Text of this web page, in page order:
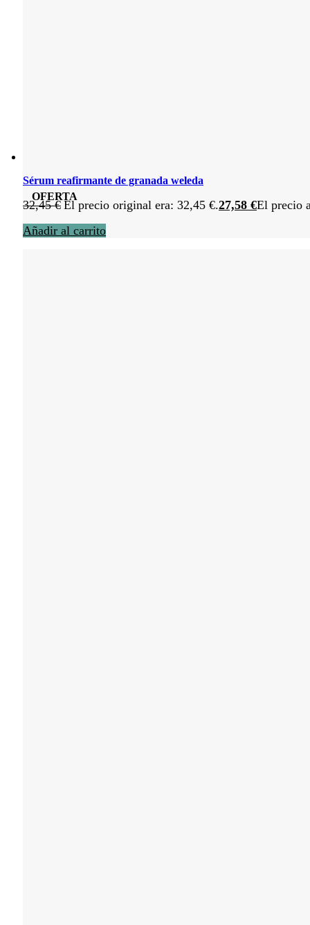
OFERTA
Sérum reafirmante de granada weleda
32,45€ El precio original era: 32,45 €.27,58 €El precio
Añadir al carrito